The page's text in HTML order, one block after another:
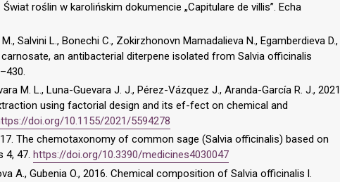
roślin w karolińskim dokumencie „Capitulare de villis”. Echa
Salvini L., Bonechi C., Zokirzhonovn Mamadalieva N., Egamberdieva D.,
carnosate, an antibacterial diterpene isolated from Salvia officinalis
M. L., Luna-Guevara J. J., Pérez-Vázquez J., Aranda-García R. J., 2021.
using factorial design and its ef-fect on chemical and
doi.org/10.1155/2021/5594278
The chemotaxonomy of common sage (Salvia officinalis) based on
4, 47. https://doi.org/10.3390/medicines4030047
A., Gubenia O., 2016. Chemical composition of Salvia officinalis l.